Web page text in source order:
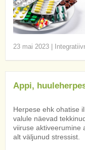
23 mai 2023
Appi,
Herpese ehk ohatise
valule näevad
viiruse aktiveerumine
alt väljunud stressist.